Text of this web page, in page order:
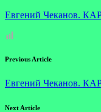
Евгений Чеканов.
Previous Article
Евгений Чеканов.
Next Article